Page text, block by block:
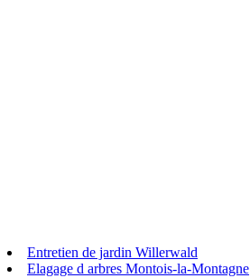
Entretien de jardin Willerwald
Elagage d arbres Montois-la-Montagne